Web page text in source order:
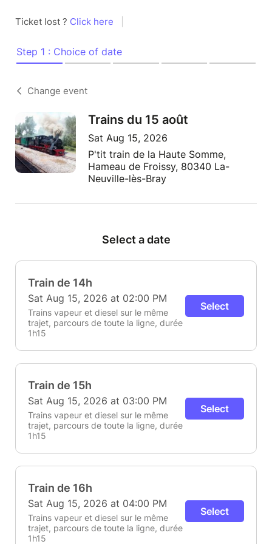
Ticket lost ? Click here
Step 1 : Choice of date
Change event
Trains du 15 août
Sat Aug 15, 2026
P'tit train de la Haute Somme,
Hameau de Froissy, 80340 La-
Neuville-lès-Bray
Select a date
Train de 14h
Sat Aug 15, 2026 at 02:00 PM
Trains vapeur et diesel sur le même
trajet, parcours de toute la ligne, durée
1h15
Select
Train de 15h
Sat Aug 15, 2026 at 03:00 PM
Trains vapeur et diesel sur le même
trajet, parcours de toute la ligne, durée
1h15
Select
Train de 16h
Sat Aug 15, 2026 at 04:00 PM
Trains vapeur et diesel sur le même
trajet, parcours de toute la ligne, durée
1h15
Select